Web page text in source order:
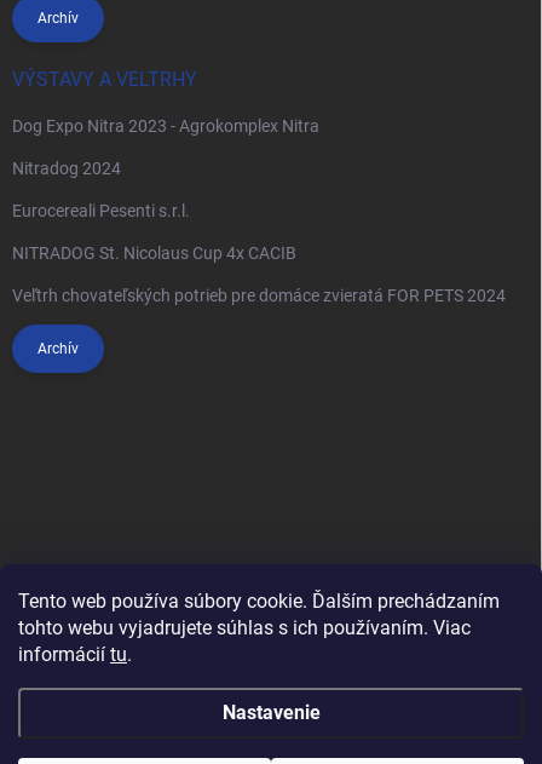
Tento web používa súbory cookie. Ďalším prechádzaním
tohto webu vyjadrujete súhlas s ich používaním. Viac
informácií tu.
Nastavenie
Archív
VÝSTAVY A VELTRHY
Dog Expo Nitra 2023 - Agrokomplex Nitra
Nitradog 2024
Eurocereali Pesenti s.r.l.
NITRADOG St. Nicolaus Cup 4x CACIB
Veľtrh chovateľských potrieb pre domáce zvieratá FOR PETS 2024
Archív